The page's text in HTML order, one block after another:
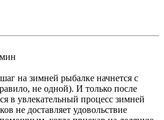
на зимней рыбалке начнется с
не одной). И только после
в увлекательный процесс зимней
не доставляет удовольствие